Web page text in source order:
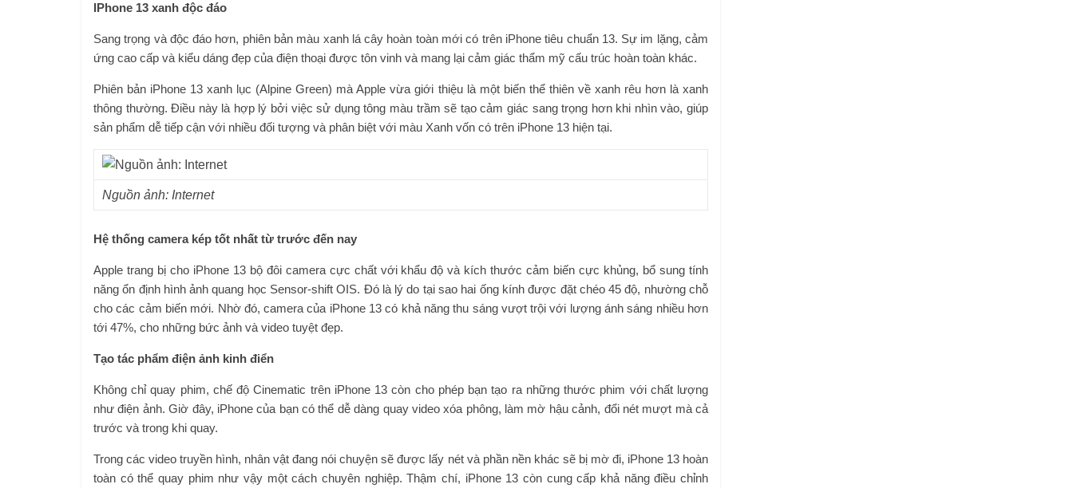
IPhone 13 xanh độc đáo
Sang trọng và độc đáo hơn, phiên bản màu xanh lá cây hoàn toàn mới có trên iPhone tiêu chuẩn 13. Sự im lặng, cảm
ứng cao cấp và kiểu dáng đẹp của điện thoại được tôn vinh và mang lại cảm giác thẩm mỹ cấu trúc hoàn toàn khác.
Phiên bản iPhone 13 xanh lục (Alpine Green) mà Apple vừa giới thiệu là một biến thể thiên về xanh rêu hơn là xanh
thông thường. Điều này là hợp lý bởi việc sử dụng tông màu trầm sẽ tạo cảm giác sang trọng hơn khi nhìn vào, giúp
sản phẩm dễ tiếp cận với nhiều đối tượng và phân biệt với màu Xanh vốn có trên iPhone 13 hiện tại.
Nguồn ảnh: Internet
Hệ thống camera kép tốt nhất từ ​​trước đến nay
Apple trang bị cho iPhone 13 bộ đôi camera cực chất với khẩu độ và kích thước cảm biến cực khủng, bổ sung tính
năng ổn định hình ảnh quang học Sensor-shift OIS. Đó là lý do tại sao hai ống kính được đặt chéo 45 độ, nhường chỗ
cho các cảm biến mới. Nhờ đó, camera của iPhone 13 có khả năng thu sáng vượt trội với lượng ánh sáng nhiều hơn
tới 47%, cho những bức ảnh và video tuyệt đẹp.
Tạo tác phẩm điện ảnh kinh điển
Không chỉ quay phim, chế độ Cinematic trên iPhone 13 còn cho phép bạn tạo ra những thước phim với chất lượng
như điện ảnh. Giờ đây, iPhone của bạn có thể dễ dàng quay video xóa phông, làm mờ hậu cảnh, đổi nét mượt mà cả
trước và trong khi quay.
Trong các video truyền hình, nhân vật đang nói chuyện sẽ được lấy nét và phần nền khác sẽ bị mờ đi, iPhone 13 hoàn
toàn có thể quay phim như vậy một cách chuyên nghiệp. Thậm chí, iPhone 13 còn cung cấp khả năng điều chỉnh